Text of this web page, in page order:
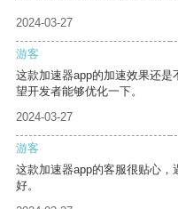
2024-03-27
游客
这款加速器app的加速效果还
望开发者能够优化一下。
2024-03-27
游客
这款加速器app的客服很贴心
好。